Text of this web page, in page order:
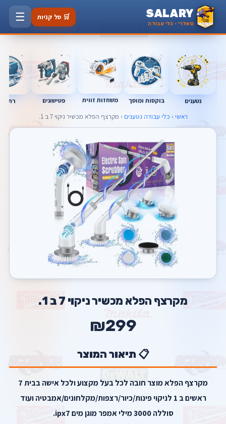
SALARY
סאלרי · כלי עבודה
🛒 סל קניות ☰
נטענים בוקסות ומוסך משחזות זווית פטישונים
ראשי › כלי עבודה נטענים › מקרצף הפלא מכשיר ניקוי 7 ב 1.
מקרצף הפלא מכשיר ניקוי 7 ב 1.
₪299
📋 תיאור המוצר
מקרצף הפלא מוצר חובה לכל בעל מקצוע ולכל אישה בבית 7
ראשים ב 1 לניקוי פינות/כיור/רצפות/מקלחונים/אמבטיה ועוד
סוללה 3000 מילי אמפר מוגן מים ipx7.